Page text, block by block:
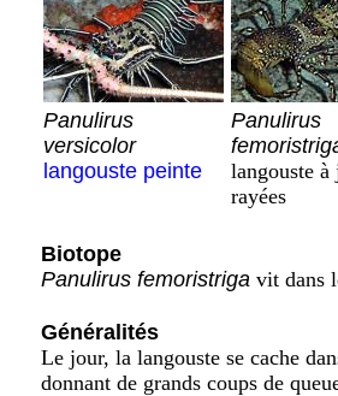
Panulirus
versicolor
langouste peinte
Panulirus
langouste à
rayées
Biotope
Panulirus femoristriga vit dans
Généralités
Le jour, la langouste se cache
donnant de grands coups de